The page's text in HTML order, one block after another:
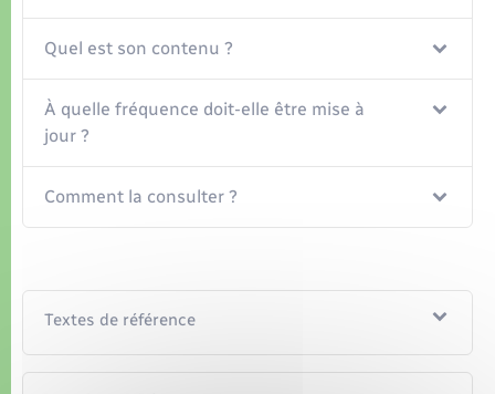
Commerces - Entreprises - Emploi
Quel est son contenu ?
À quelle fréquence doit-elle être mise à
jour ?
Comment la consulter ?
Textes de référence